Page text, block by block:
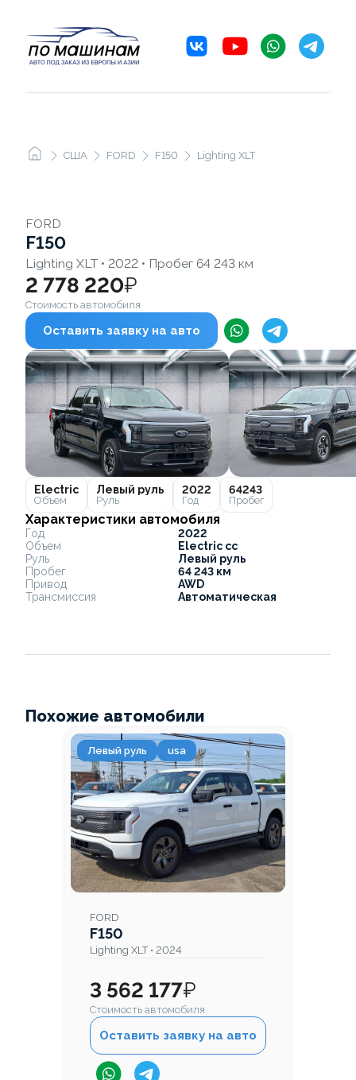
США FORD F150 Lighting XLT
FORD
F150
Lighting XLT • 2022 • Пробег 64 243 км
2 778 220₽
Стоимость автомобиля
Оставить заявку на авто
Electric
Объем
Левый руль
Руль
2022
Год
64243
Пробег
Характеристики автомобиля
Год
2022
Объем
Electric cc
Руль
Левый руль
Пробег
64 243 км
Привод
AWD
Трансмиссия
Автоматическая
Похожие автомобили
Левый руль usa
FORD
F150
Lighting XLT • 2024
3 562 177₽
Стоимость автомобиля
Оставить заявку на авто